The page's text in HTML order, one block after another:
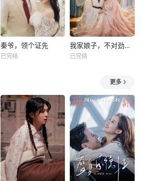
秦爷，领个证先
已完结
我家娘子，不对劲第四季
已完结
更多